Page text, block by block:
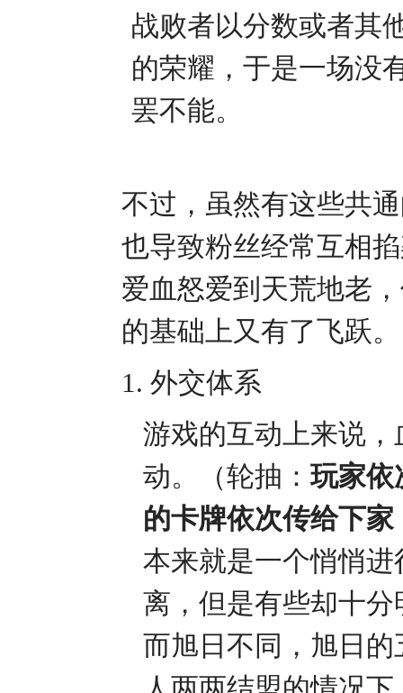
战败者以分数或者其
的荣耀，于是一场没
罢不能。
不过，虽然有这些共
也导致粉丝经常互相
爱血怒爱到天荒地老
的基础上又有了飞跃。
1. 外交体系
游戏的互动上来说
动。（轮抽：玩家依
的卡牌依次传给下
本来就是一个悄悄
离，但是有些却十
而旭日不同，旭日